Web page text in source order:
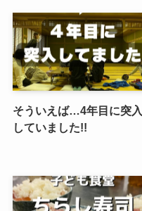
そういえば…4年目に突入
していました!!